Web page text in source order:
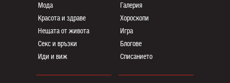
Мода
Красота и здраве
Нещата от живота
Секс и връзки
Иди и виж
Галерия
Хороскопи
Игра
Блогoве
Списанието